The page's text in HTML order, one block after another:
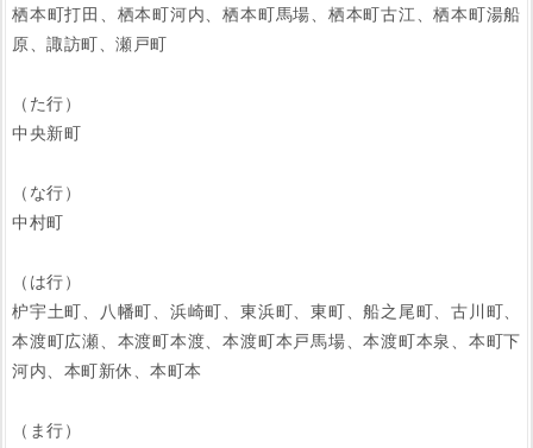
栖本町打田、栖本町河内、栖本町馬場、栖本町古江、栖本町湯船
原、諏訪町、瀬戸町
（た行）
中央新町
（な行）
中村町
（は行）
枦宇土町、八幡町、浜崎町、東浜町、東町、船之尾町、古川町、
本渡町広瀬、本渡町本渡、本渡町本戸馬場、本渡町本泉、本町下
河内、本町新休、本町本
（ま行）